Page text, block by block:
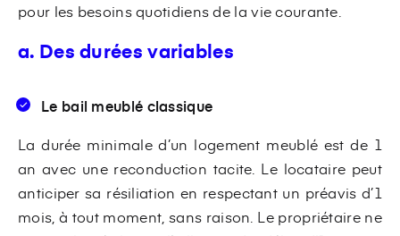
pour les besoins quotidiens de la vie courante.
a. Des durées variables
Le bail meublé classique
La durée minimale d’un logement meublé est de 1
an avec une reconduction tacite. Le locataire peut
anticiper sa résiliation en respectant un préavis d’1
mois, à tout moment, sans raison. Le propriétaire ne